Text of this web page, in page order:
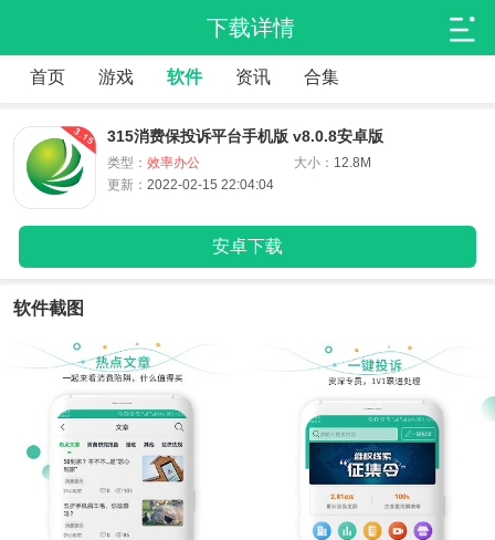
下载详情
首页 游戏 软件 资讯 合集
315消费保投诉平台手机版 v8.0.8安卓版
类型： 效率办公 大小： 12.8M
更新： 2022-02-15 22:04:04
安卓下载
软件截图